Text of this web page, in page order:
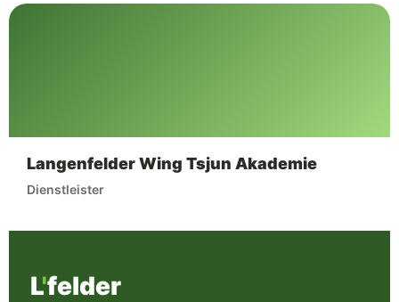
Langenfelder Wing Tsjun Akademie
Dienstleister
L'felder